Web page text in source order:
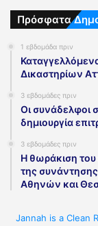
Πρόσφατα
1 εβδομάδα πριν
Δικαστηρίων
3 εβδομάδες πριν
Οι συνάδελφοι
δημιουργία
3 εβδομάδες πριν
Η θωράκιση
της
Αθηνών και
Jannah is a Clean